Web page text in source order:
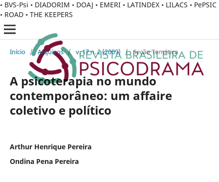
• BVS-Psi • DIADORIM • DOAJ • EMERI • LATINDEX • LILACS • PePSIC
• ROAD • THE KEEPERS
Início / Arquivos / v. 17 n. 2 (2009) / Seção Temática
A psicoterapia no mundo
contemporâneo: um affaire
coletivo e político
Arthur Henrique Pereira
Ondina Pena Pereira